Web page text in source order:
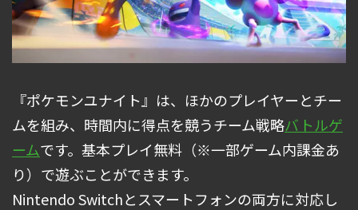
『ポケモンユナイト』は、ほかのプレイヤーとチー
ムを組み、時間内に得点を競うチーム戦略バトルゲ
ームです。基本プレイ無料（※一部ゲーム内課金あ
り）で遊ぶことができます。
Nintendo Switchとスマートフォンの両方に対応し